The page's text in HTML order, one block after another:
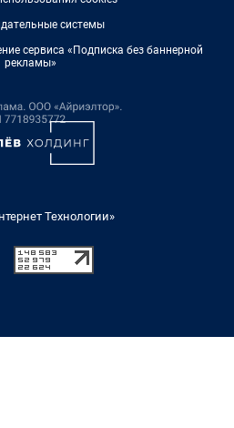
системы
сервиса «Подписка без баннерной
рекламы»
Технологии»